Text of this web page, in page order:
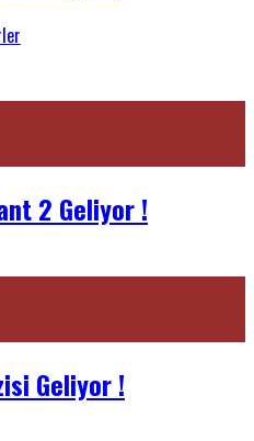
2 Geliyor !
Geliyor !